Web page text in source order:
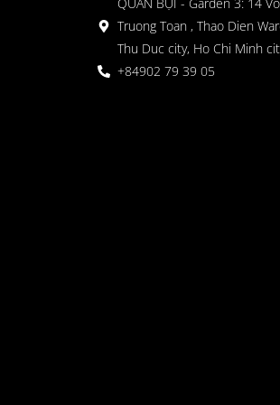
Truong Toan , Thao Dien
Thu Duc city, Ho Chi Minh
+84902 79 39 05